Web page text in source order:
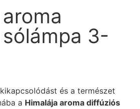
3-
és a természet
a Himalája aroma diffúziós